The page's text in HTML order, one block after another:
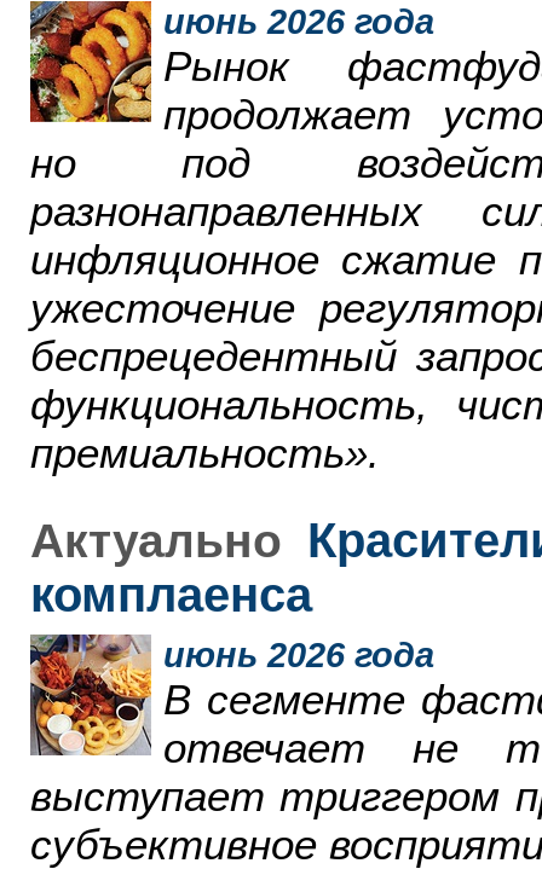
июнь 2026 года
Рынок
продолжает
но под
инфляционное сжатие
ужесточение
беспрецедентный
функциональность,
премиальность».
Актуально
комплаенса
июнь 2026 года
В сегменте
отвечает не
выступает триггером
субъективное